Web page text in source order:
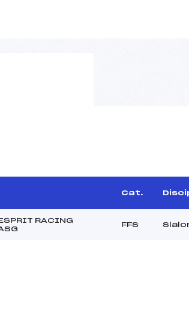
Cat.
RACING
FFS